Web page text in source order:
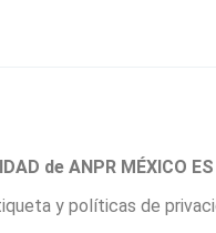
de ANPR MÉXICO
y políticas de